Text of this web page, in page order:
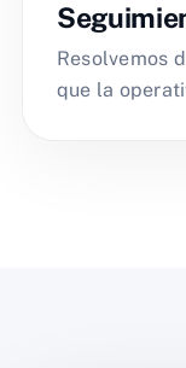
Resolvemos
que la